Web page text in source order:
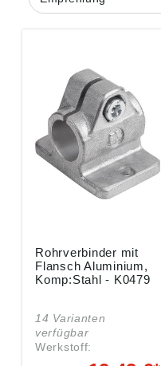
Rohrverbinder mit
Flansch Aluminium,
Komp:Stahl - K0479
14 Varianten
verfügbar
Werkstoff:
Aluminiumguss.